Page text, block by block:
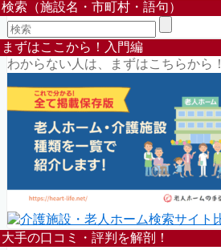
検索（施設名・市町村・語句）
まずはここから！入門編
わからない人は、まずはこちらから！
大手の口コミ・評判を解剖！